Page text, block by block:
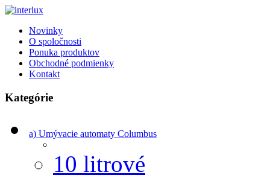
Novinky
O spoločnosti
Ponuka produktov
Obchodné podmienky
Kontakt
Kategórie
a) Umývacie automaty Columbus
10 litrové